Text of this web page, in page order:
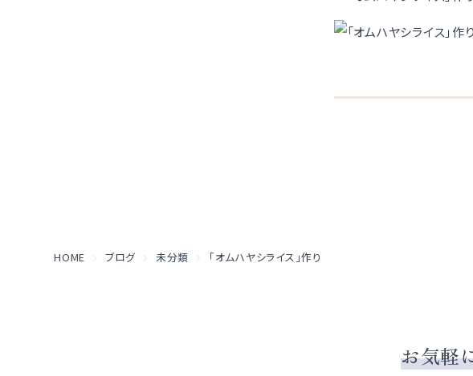
HOME ブログ 未分類 「オムハヤシライス」作り
お気軽